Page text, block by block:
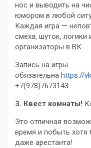
нос и выводить на
юмором в любой
Каждая игра —
смеха, шуток,
организаторы в ВК.
Запись на игры
обязательна https://
+7(978)7673143
3. Квест комнаты!
Это отличная
время и побыть хотя
даже арестанта!